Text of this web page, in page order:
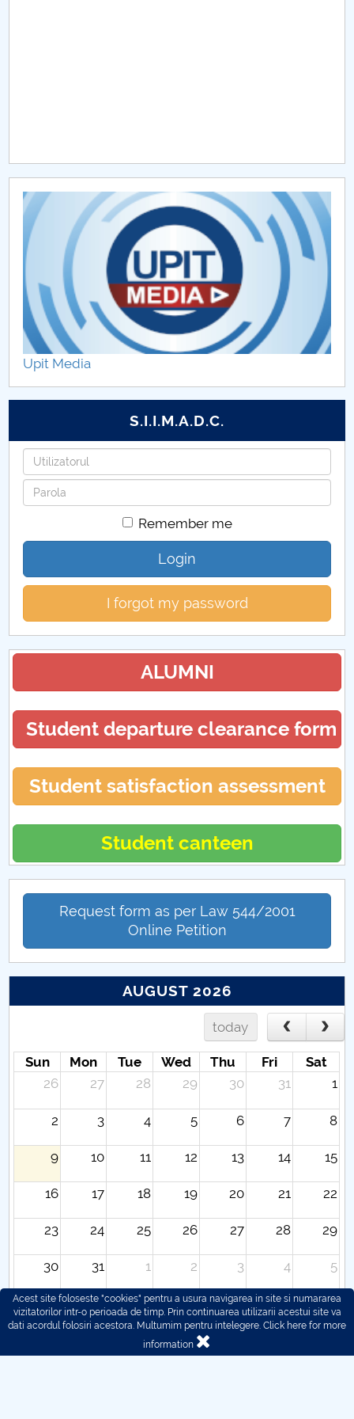
Upit Media
S.I.I.M.A.D.C.
Username
Password
Remember me
Login
I forgot my password
ALUMNI
Student departure clearance form
Student satisfaction assessment
Student canteen
Request form as per Law 544/2001
Online Petition
AUGUST 2026
today
Sun Mon Tue Wed Thu Fri
Sat
26
27 28 29 30 31 1
2 3 4 5 6 7 8
9 10 11 12 13 14 15
16 17 18 19 20 21 22
23 24 25 26 27 28 29
30 31 1 2 3 4 5
Acest site foloseste "cookies" pentru a usura navigarea in site si numararea
vizitatorilor intr-o perioada de timp. Prin continuarea utilizarii acestui site va
dati acordul folosiri acestora. Multumim pentru intelegere. Click here for more
information